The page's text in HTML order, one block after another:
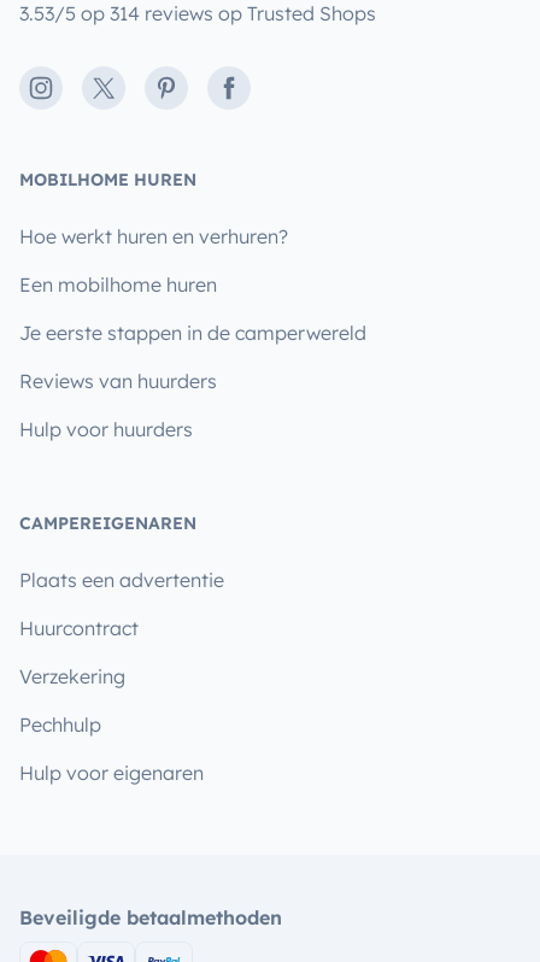
3.53/5 op 314 reviews op Trusted Shops
Instagram
X PinterestFacebook
MOBILHOME HUREN
Hoe werkt huren en verhuren?
Een mobilhome huren
Je eerste stappen in de camperwereld
Reviews van huurders
Hulp voor huurders
CAMPEREIGENAREN
Plaats een advertentie
Huurcontract
Verzekering
Pechhulp
Hulp voor eigenaren
Beveiligde betaalmethoden